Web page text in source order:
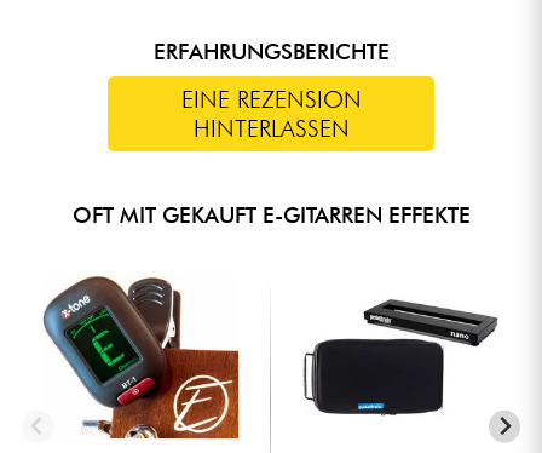
ERFAHRUNGSBERICHTE
EINE REZENSION
HINTERLASSEN
OFT MIT GEKAUFT E-GITARREN EFFEKTE